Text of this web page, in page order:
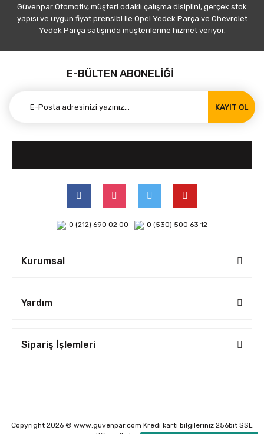
Güvenpar Otomotiv, müşteri odaklı çalışma disiplini, gerçek stok
yapısı ve uygun fiyat prensibi ile Opel Yedek Parça ve Chevrolet
Yedek Parça satışında müşterilerine hizmet veriyor.
E-BÜLTEN ABONELİĞİ
KAYIT OL
0 (212) 690 02 00 0 (530) 500 63 12
Kurumsal
Yardım
Sipariş İşlemleri
Copyright 2026 © www.guvenpar.com Kredi kartı bilgileriniz 256bit SSL